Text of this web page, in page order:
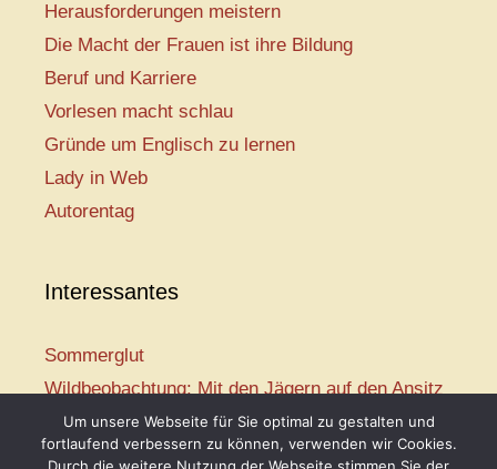
Herausforderungen meistern
Die Macht der Frauen ist ihre Bildung
Beruf und Karriere
Vorlesen macht schlau
Gründe um Englisch zu lernen
Lady in Web
Autorentag
Interessantes
Sommerglut
Wildbeobachtung: Mit den Jägern auf den Ansitz
Mir ist so heiß
Mission: Rettungsschwimmer
Um unsere Webseite für Sie optimal zu gestalten und
fortlaufend verbessern zu können, verwenden wir Cookies.